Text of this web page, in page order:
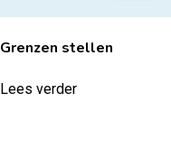
Grenzen stellen
Lees verder